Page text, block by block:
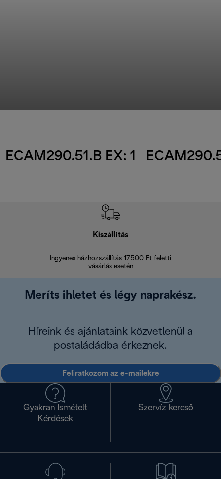
ECAM290.51.B EX: 1
Kiszállítás
Ingyenes házhozszállítás 17500 Ft feletti
vásárlás esetén
Meríts ihletet és légy naprakész.
Híreink és ajánlataink közvetlenül a
postaládádba érkeznek.
Feliratkozom az e-mailekre
Gyakran Ismételt
Kérdések
Szervíz kereső